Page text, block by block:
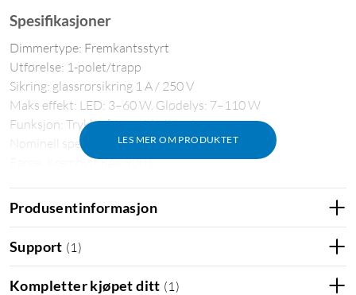
LES MER OM PRODUKTET
Spesifikasjoner
Dimmertype: Fremkantsstyrt
Utførelse: 1-polet/trapp
Sikring: glassrørsikring 1 A / 250 V
Maks effekt: LED: 3–60 W. Glødelys: 7–110 W
Funksjon: Trykk på/av, vridedimming
Nominell spenning: 230 V/AC
Farge: Kremhvit RAL 9001
Produsentinformasjon
Support (1 )
Kompletter kjøpet ditt (1 )